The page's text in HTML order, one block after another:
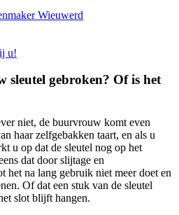
Wieuwerd
u!
sleutel gebroken? Of is het
niet, de buurvrouw komt even
haar zelfgebakken taart, en als u
u op dat de sleutel nog op het
dat door slijtage en
het na lang gebruik niet meer doet en
Of dat een stuk van de sleutel
slot blijft hangen.